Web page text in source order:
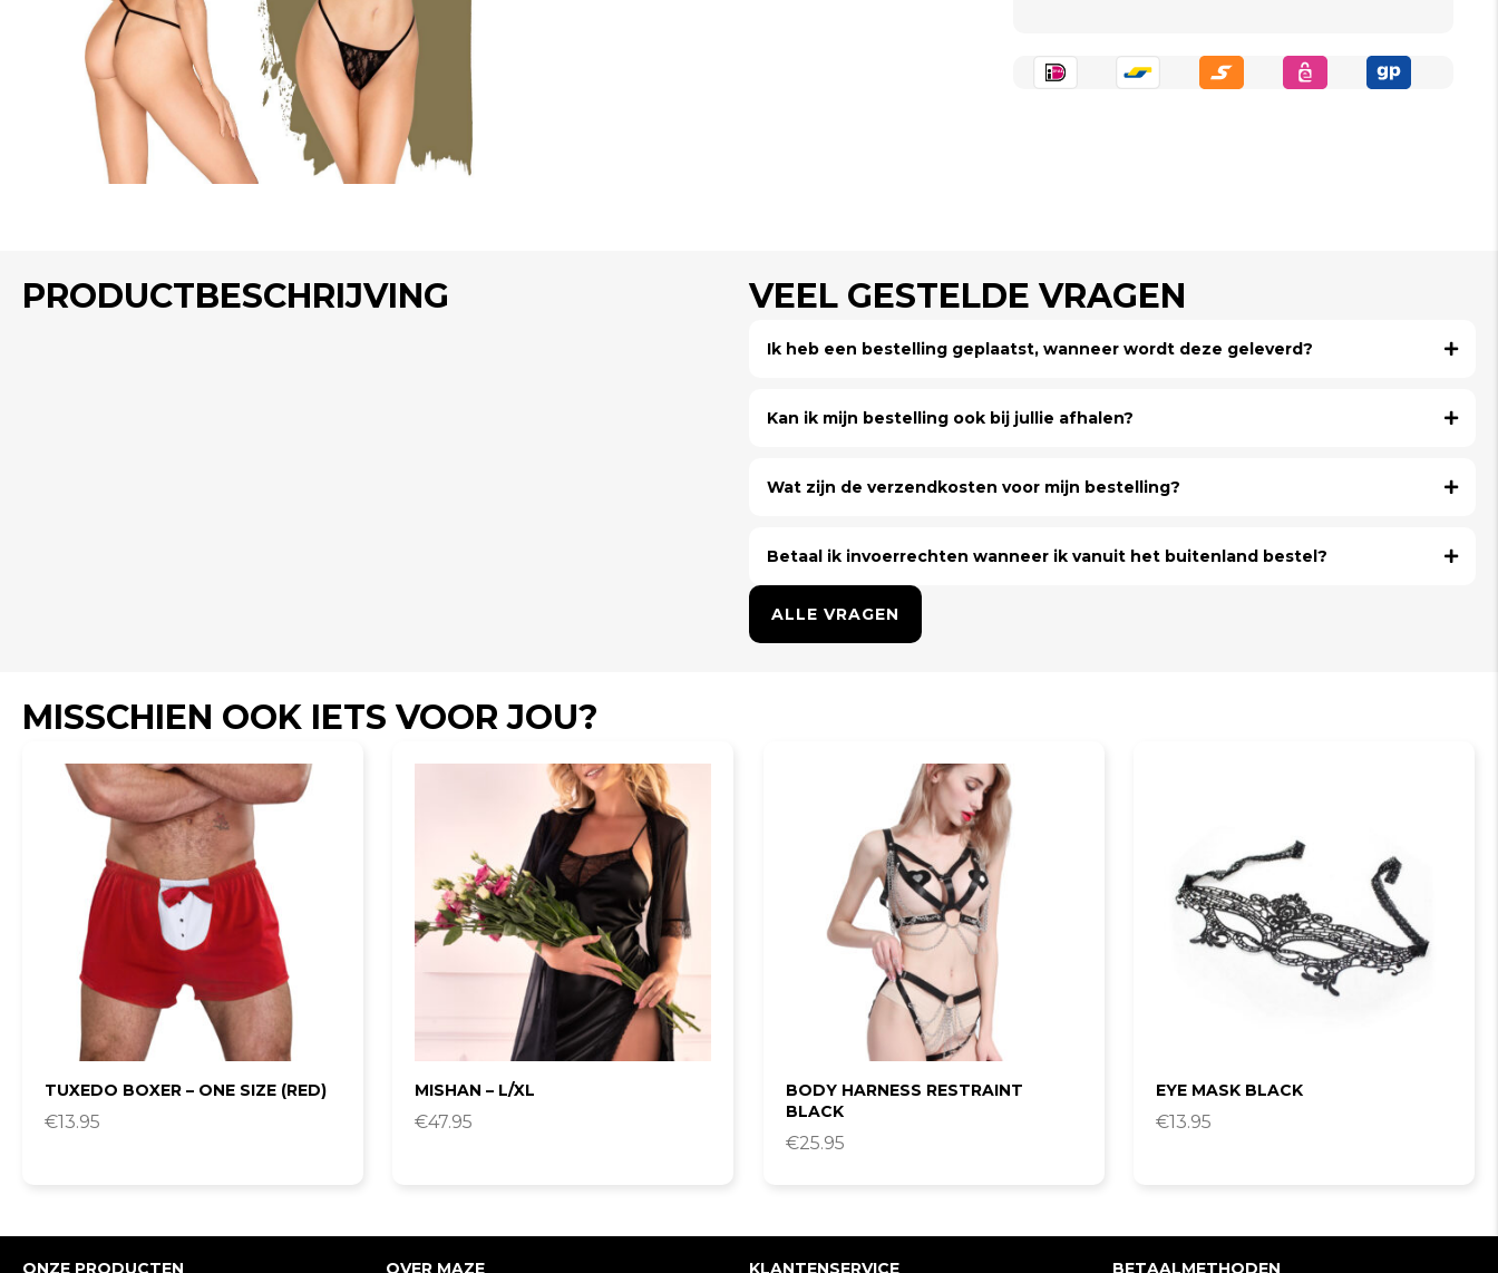
PRODUCTBESCHRIJVING VEEL GESTELDE VRAGEN
Ik heb een bestelling geplaatst, wanneer wordt deze geleverd?
Kan ik mijn bestelling ook bij jullie afhalen?
Wat zijn de verzendkosten voor mijn bestelling?
Betaal ik invoerrechten wanneer ik vanuit het buitenland bestel?
ALLE VRAGEN
MISSCHIEN OOK IETS VOOR JOU?
TUXEDO BOXER – ONE SIZE (RED)
€13.95
MISHAN – L/XL
€47.95
BODY HARNESS RESTRAINT
BLACK
€25.95
EYE MASK BLACK
€13.95
ONZE PRODUCTEN OVER MAZE KLANTENSERVICE BETAALMETHODEN